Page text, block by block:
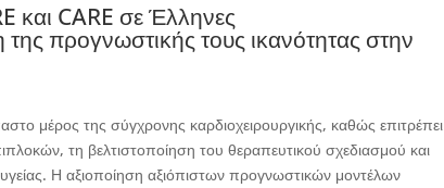
και CARE σε Έλληνες
προγνωστικής τους ικανότητας στην
μέρος της σύγχρονης καρδιοχειρουργικής, καθώς επιτρέπει
τη βελτιστοποίηση του θεραπευτικού σχεδιασμού και
Η αξιοποίηση αξιόπιστων προγνωστικών μοντέλων